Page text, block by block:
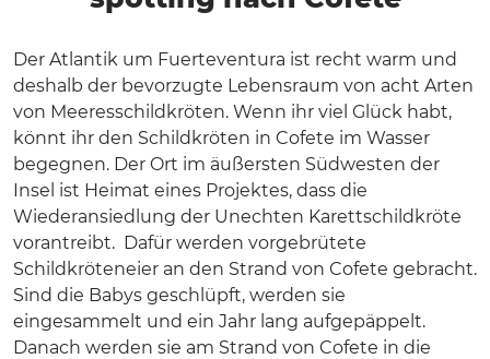
Der Atlantik um Fuerteventura ist recht warm und
deshalb der bevorzugte Lebensraum von acht Arten
von Meeresschildkröten. Wenn ihr viel Glück habt,
könnt ihr den Schildkröten in Cofete im Wasser
begegnen. Der Ort im äußersten Südwesten der
Insel ist Heimat eines Projektes, dass die
Wiederansiedlung der Unechten Karettschildkröte
vorantreibt. Dafür werden vorgebrütete
Schildkröteneier an den Strand von Cofete gebracht.
Sind die Babys geschlüpft, werden sie
eingesammelt und ein Jahr lang aufgepäppelt.
Danach werden sie am Strand von Cofete in die